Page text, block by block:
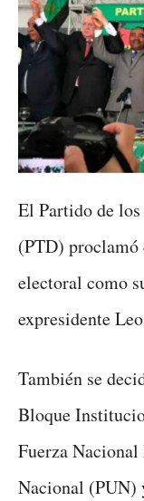
El Partido de
(PTD) proclamó
electoral como
expresidente
También se
Bloque
Fuerza
Nacional (PUN)